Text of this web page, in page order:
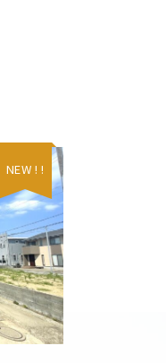
NEW ! !